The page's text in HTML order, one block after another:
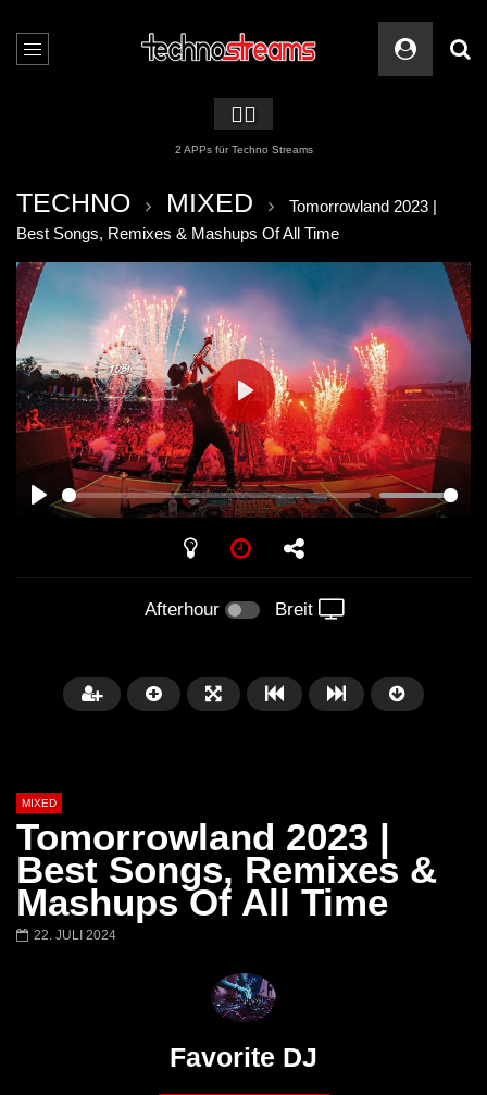
🏳️‍🌈
2 APPs für Techno Streams
TECHNO MIXED
Tomorrowland 2023 |
Best Songs, Remixes & Mashups Of All Time
PLAY
PLAY
Afterhour Breit
MIXED
Tomorrowland 2023 |
Best Songs, Remixes &
Mashups Of All Time
22. JULI 2024
Favorite DJ